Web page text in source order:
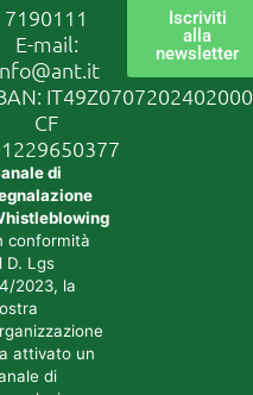
7190111
E-mail:
CF
di
conformità
D. Lgs
2023, la
attivato un
di
Iscriviti
alla
newsletter